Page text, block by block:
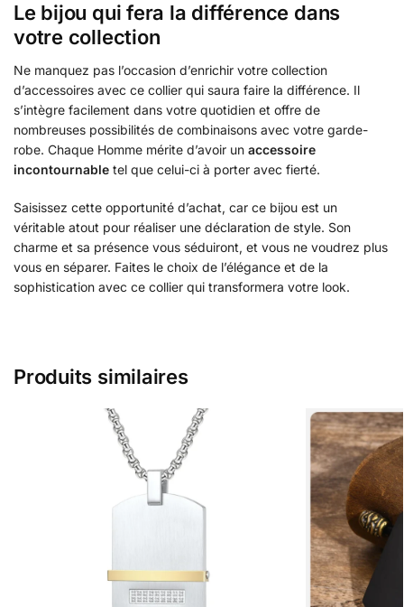
Le bijou qui fera la différence dans
votre collection
Ne manquez pas l’occasion d’enrichir votre collection
d’accessoires avec ce collier qui saura faire la différence. Il
s’intègre facilement dans votre quotidien et offre de
nombreuses possibilités de combinaisons avec votre garde-
robe. Chaque Homme mérite d’avoir un accessoire
incontournable tel que celui-ci à porter avec fierté.
Saisissez cette opportunité d’achat, car ce bijou est un
véritable atout pour réaliser une déclaration de style. Son
charme et sa présence vous séduiront, et vous ne voudrez plus
vous en séparer. Faites le choix de l’élégance et de la
sophistication avec ce collier qui transformera votre look.
Produits similaires